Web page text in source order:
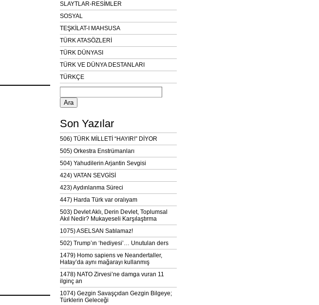
SLAYTLAR-RESİMLER
SOSYAL
TEŞKİLAT-I MAHSUSA
TÜRK ATASÖZLERİ
TÜRK DÜNYASI
TÜRK VE DÜNYA DESTANLARI
TÜRKÇE
Arama:
Son Yazılar
506) TÜRK MİLLETİ “HAYIR!” DİYOR
505) Orkestra Enstrümanları
504) Yahudilerin Arjantin Sevgisi
424) VATAN SEVGİSİ
423) Aydınlanma Süreci
447) Harda Türk var oralıyam
503) Devlet Aklı, Derin Devlet, Toplumsal
Akıl Nedir? Mukayeseli Karşılaştırma
1075) ASELSAN Satılamaz!
502) Trump’ın ‘hediyesi’… Unutulan ders
1479) Homo sapiens ve Neandertaller,
Hatay’da aynı mağarayı kullanmış
1478) NATO Zirvesi’ne damga vuran 11
ilginç an
1074) Gezgin Savaşçıdan Gezgin Bilgeye;
Türklerin Geleceği